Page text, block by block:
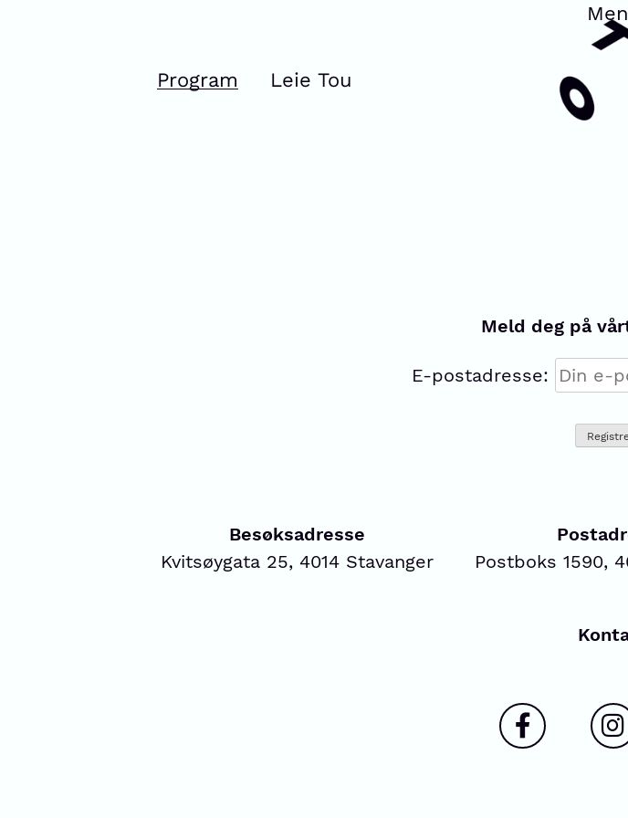
Program Leie Tou
Meld deg på
E-postadresse:
Besøksadresse
Kvitsøygata 25, 4014 Stavanger
Postboks 1590,